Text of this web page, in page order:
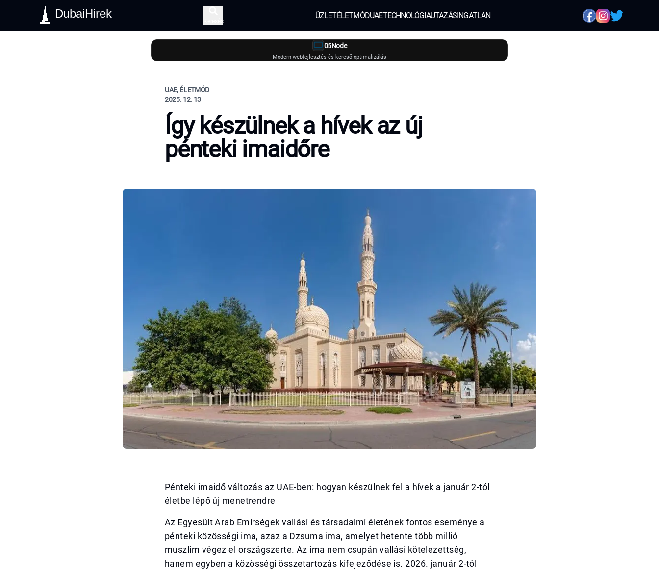
DubaiHirek
Keresés
ÜZLETÉLETMÓDUAETECHNOLÓGIAUTAZÁSINGATLAN
05Node
Modern webfejlesztés és kereső optimalizálás
UAE, ÉLETMÓD
2025. 12. 13
Így készülnek a hívek az új
pénteki imaidőre
Pénteki imaidő változás az UAE-ben: hogyan készülnek fel a hívek a január 2-tól
életbe lépő új menetrendre
Az Egyesült Arab Emírségek vallási és társadalmi életének fontos eseménye a
pénteki közösségi ima, azaz a Dzsuma ima, amelyet hetente több millió
muszlim végez el országszerte. Az ima nem csupán vallási kötelezettség,
hanem egyben a közösségi összetartozás kifejeződése is. 2026. január 2-tól